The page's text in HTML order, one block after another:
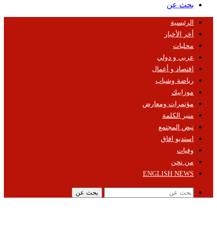
بحث عن
الرئيسية
أخر الأخبار
محليات
عربي و دولي
اقتصاد و أعمال
رياضة وشباب
موزاييك
مؤتمرات ومعارض
منبر الكلمة
نبض المجتمع
استديو افاق
وفيات
من نحن
ENGLISH NEWS
بحث عن